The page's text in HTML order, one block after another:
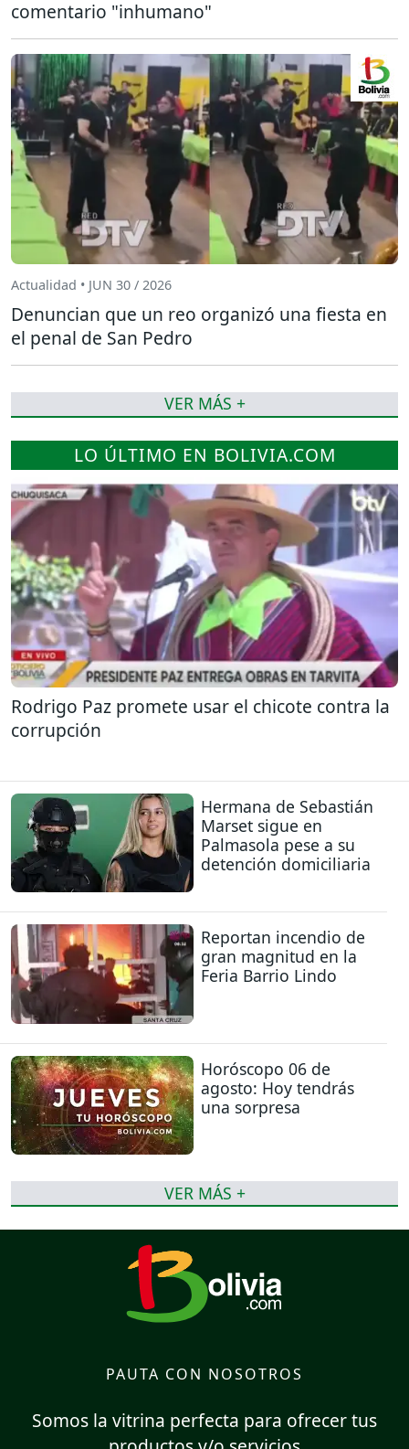
LO ÚLTIMO EN BOLIVIA.COM
Rodrigo Paz promete usar el chicote contra la
corrupción
Hermana de Sebastián
Marset sigue en
Palmasola pese a su
detención domiciliaria
Reportan incendio de
gran magnitud en la
Feria Barrio Lindo
Horóscopo 06 de
agosto: Hoy tendrás
una sorpresa
VER MÁS +
comentario "inhumano"
Actualidad • JUN 30 / 2026
Denuncian que un reo organizó una fiesta en
el penal de San Pedro
VER MÁS +
PAUTA CON NOSOTROS
Somos la vitrina perfecta para ofrecer tus